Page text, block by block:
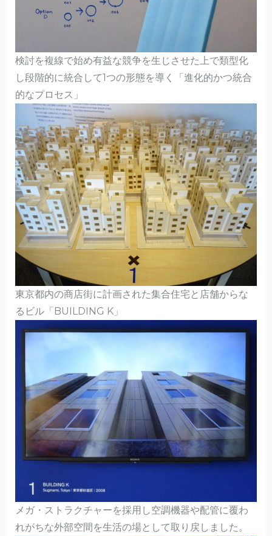
検討を複線で始め有益な競争を生じさせた上で類型化
し段階的に統合して1つの形態を導く「進化的かつ統合
的なプロセス」
東京都内の商店街に計画された集合住宅と店舗からな
るビル「BUILDING K」
メガ・ストラクチャーを採用し空調機器や配管に覆わ
れがちな外部空間を生活の場として取り戻しました。